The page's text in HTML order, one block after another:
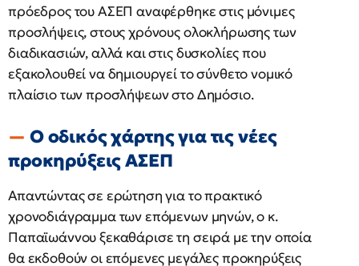
πρόεδρος του ΑΣΕΠ αναφέρθηκε στις μόνιμες
προσλήψεις, στους χρόνους ολοκλήρωσης των
διαδικασιών, αλλά και στις δυσκολίες που
εξακολουθεί να δημιουργεί το σύνθετο νομικό
πλαίσιο των προσλήψεων στο Δημόσιο.
Ο οδικός χάρτης για τις νέες
προκηρύξεις ΑΣΕΠ
Απαντώντας σε ερώτηση για το πρακτικό
χρονοδιάγραμμα των επόμενων μηνών, ο κ.
Παπαϊωάννου ξεκαθάρισε τη σειρά με την οποία
θα εκδοθούν οι επόμενες μεγάλες προκηρύξεις